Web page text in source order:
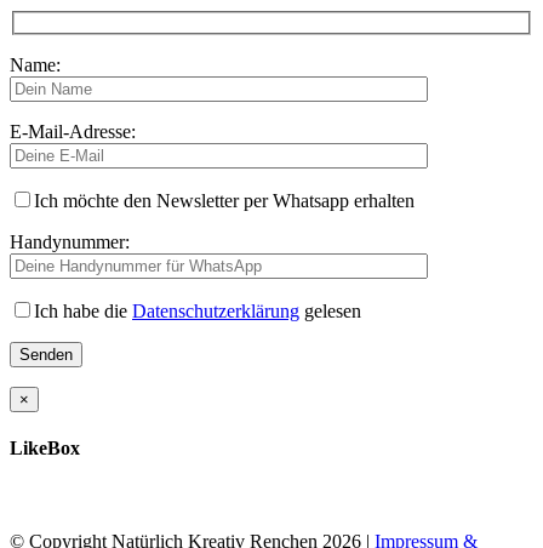
Name:
E-Mail-Adresse:
Ich möchte den Newsletter per Whatsapp erhalten
Handynummer:
Ich habe die Datenschutzerklärung gelesen
×
LikeBox
© Copyright Natürlich Kreativ Renchen 2026 | Impressum &